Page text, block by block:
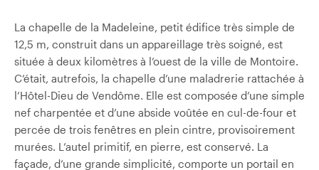
La chapelle de la Madeleine, petit édifice très simple de
12,5 m, construit dans un appareillage très soigné, est
située à deux kilomètres à l’ouest de la ville de Montoire.
C’était, autrefois, la chapelle d’une maladrerie rattachée à
l’Hôtel-Dieu de Vendôme. Elle est composée d’une simple
nef charpentée et d’une abside voûtée en cul-de-four et
percée de trois fenêtres en plein cintre, provisoirement
murées. L’autel primitif, en pierre, est conservé. La
façade, d’une grande simplicité, comporte un portail en